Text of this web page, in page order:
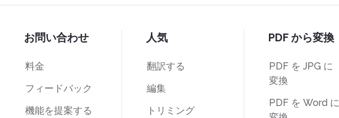
お問い合わせ
料金
フィードバック
機能を提案する
人気
翻訳する
編集
トリミング
PDF から変換
PDF を JPG に
変換
PDF を Word に